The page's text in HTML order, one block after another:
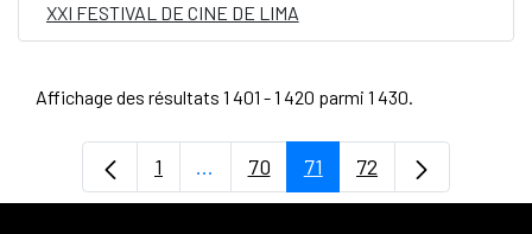
XXI FESTIVAL DE CINE DE LIMA
Affichage des résultats 1 401 - 1 420 parmi 1 430.
Page
1 ...Pages intermédiaires Utilisez TAB
Page
70 Page
71 Page
72